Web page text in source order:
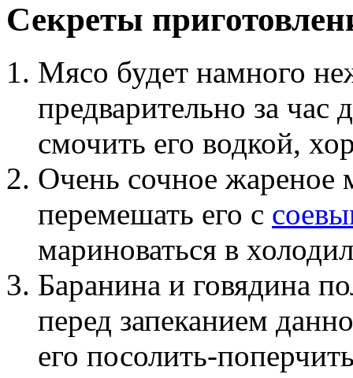
Секреты
Мясо будет намного
предварительно за час
смочить его водкой,
Очень сочное жареное
перемешать его с
мариноваться в
Баранина и говядина
перед запеканием
его посолить-